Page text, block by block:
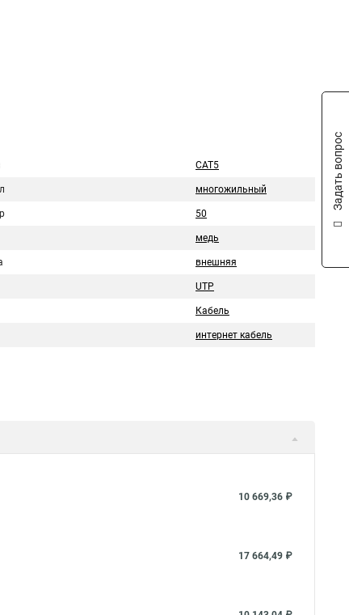
CAT5
многожильный
50
медь
внешняя
UTP
Кабель
интернет кабель
10 669,36 ₽
17 664,49 ₽
Задать вопрос